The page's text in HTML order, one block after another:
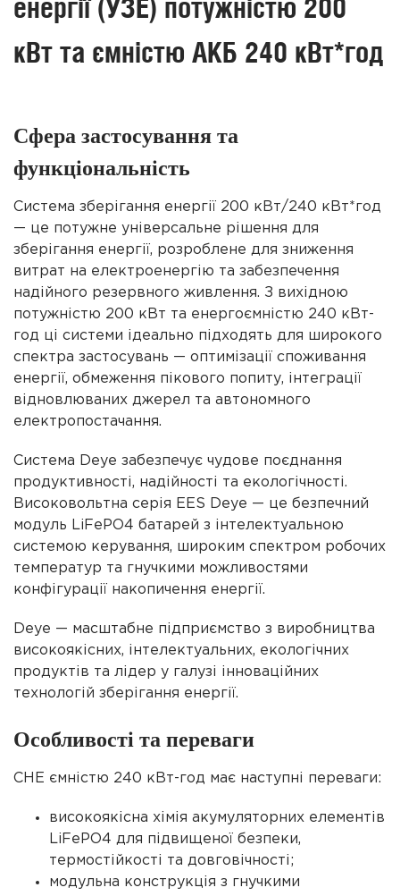
енергії (УЗЕ) потужністю 200
кВт та ємністю АКБ 240 кВт*год
Сфера застосування та
функціональність
Система зберігання енергії 200 кВт/240 кВт*год
— це потужне універсальне рішення для
зберігання енергії, розроблене для зниження
витрат на електроенергію та забезпечення
надійного резервного живлення. З вихідною
потужністю 200 кВт та енергоємністю 240 кВт-
год ці системи ідеально підходять для широкого
спектра застосувань — оптимізації споживання
енергії, обмеження пікового попиту, інтеграції
відновлюваних джерел та автономного
електропостачання.
Система Deye забезпечує чудове поєднання
продуктивності, надійності та екологічності.
Високовольтна серія ЕЕS Deye — це безпечний
модуль LiFePO4 батарей з інтелектуальною
системою керування, широким спектром робочих
температур та гнучкими можливостями
конфігурації накопичення енергії.
Deye — масштабне підприємство з виробництва
високоякісних, інтелектуальних, екологічних
продуктів та лідер у галузі інноваційних
технологій зберігання енергії.
Особливості та переваги
СНЕ ємністю 240 кВт-год має наступні переваги:
високоякісна хімія акумуляторних елементів
LiFePO4 для підвищеної безпеки,
термостійкості та довговічності;
модульна конструкція з гнучкими